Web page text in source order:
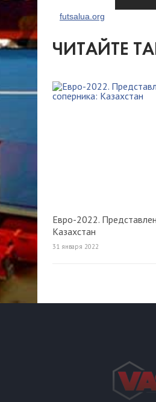
futsalua.org
ЧИТАЙТЕ
Евро-2022.
Казахстан
31 января 2022